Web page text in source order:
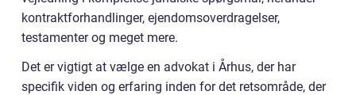
kontraktforhandlinger, ejendomsoverdragelser,
testamenter og meget mere.
Det er vigtigt at vælge en advokat i Århus, der har
specifik viden og erfaring inden for det retsområde, der